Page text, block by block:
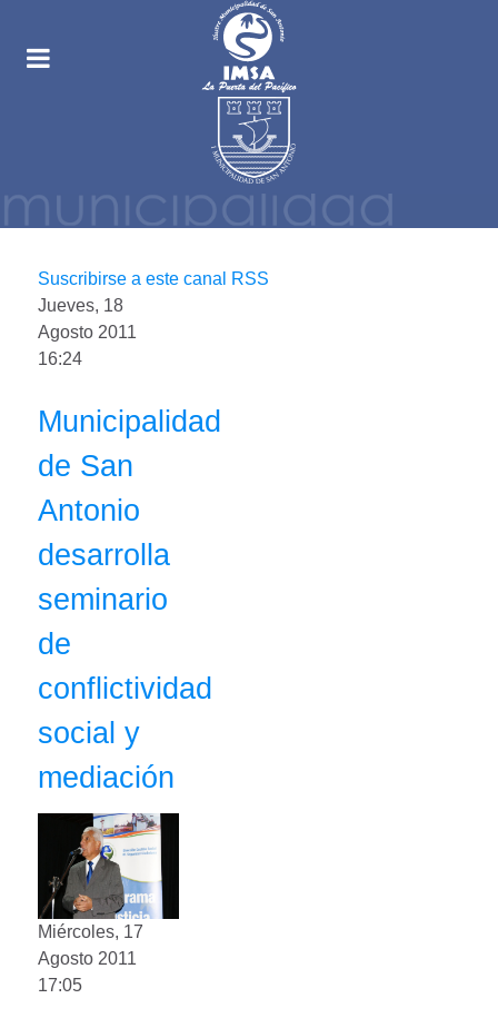
Suscribirse a este canal RSS
Jueves, 18
Agosto 2011
16:24
Municipalidad
de San
Antonio
desarrolla
seminario
de
conflictividad
social y
mediación
Miércoles, 17
Agosto 2011
17:05